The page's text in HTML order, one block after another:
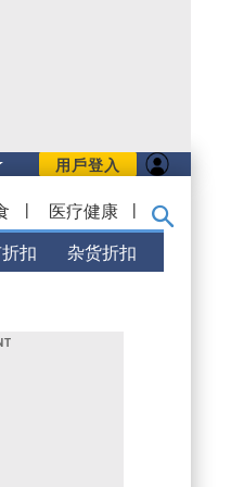
用戶登入
| 医疗健康 |
扣 杂货折扣